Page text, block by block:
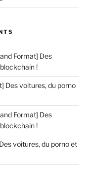
Format] Des
!
Des voitures, du porno
Format] Des
!
voitures, du porno et